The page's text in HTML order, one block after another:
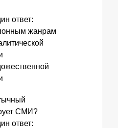
ответ:
жанрам
СМИ?
ответ: